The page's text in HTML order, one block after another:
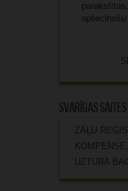
Svarīgas saites
ZĀĻU
UZTURA